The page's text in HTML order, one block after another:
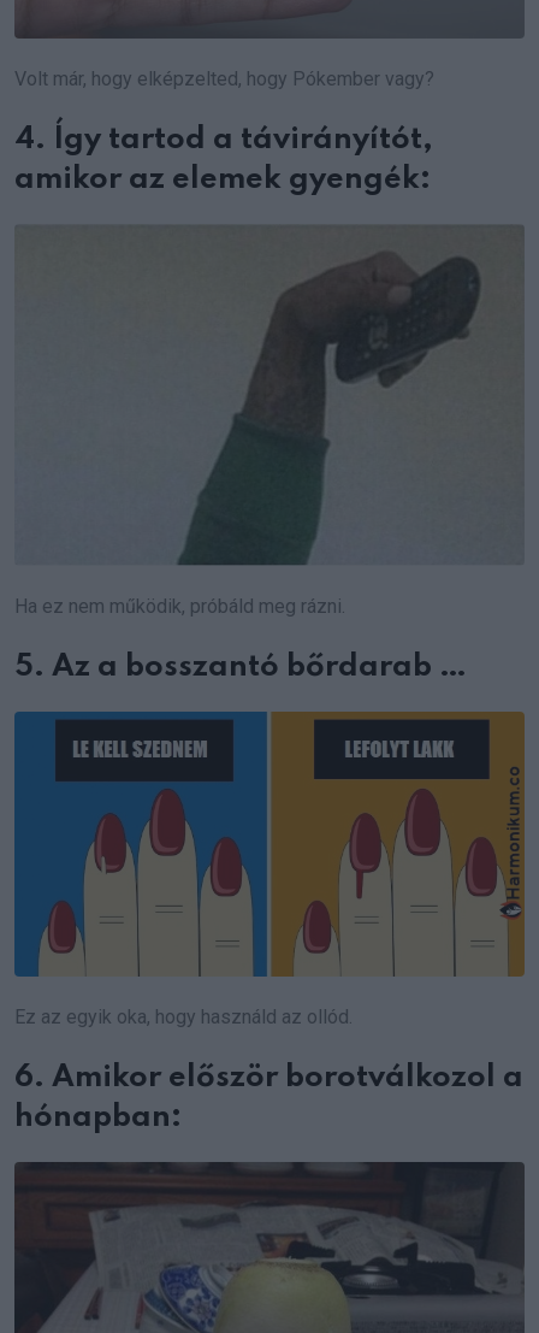
Volt már, hogy elképzelted, hogy Pókember vagy?
4. Így tartod a távirányítót,
amikor az elemek gyengék:
Ha ez nem működik, próbáld meg rázni.
5. Az a bosszantó bőrdarab …
Ez az egyik oka, hogy használd az ollód.
6. Amikor először borotválkozol a
hónapban: